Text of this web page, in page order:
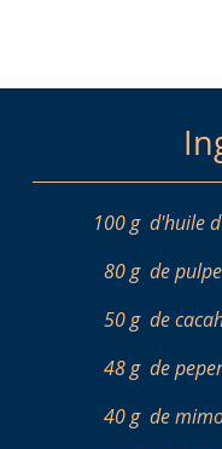
100 g d'huile
80 g de
50 g de
48 g de
40 g de